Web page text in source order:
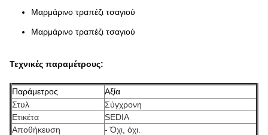
Μαρμάρινο τραπέζι τσαγιού
Μαρμάρινο τραπέζι τσαγιού
Τεχνικές παραμέτρους:
Παράμετρος
Αξία
Στυλ
Σύγχρονη
Ετικέτα
SEDIA
Αποθήκευση
- Όχι, όχι.